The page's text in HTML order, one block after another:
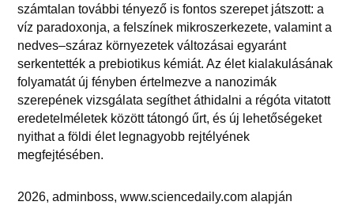
számtalan további tényező is fontos szerepet játszott: a
víz paradoxonja, a felszínek mikroszerkezete, valamint a
nedves–száraz környezetek változásai egyaránt
serkentették a prebiotikus kémiát. Az élet kialakulásának
folyamatát új fényben értelmezve a nanozimák
szerepének vizsgálata segíthet áthidalni a régóta vitatott
eredetelméletek között tátongó űrt, és új lehetőségeket
nyithat a földi élet legnagyobb rejtélyének
megfejtésében.
2026, adminboss, www.sciencedaily.com alapján